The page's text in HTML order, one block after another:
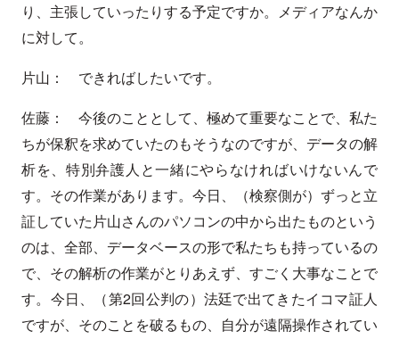
り、主張していったりする予定ですか。メディアなんか
に対して。
片山： できればしたいです。
佐藤： 今後のこととして、極めて重要なことで、私た
ちが保釈を求めていたのもそうなのですが、データの解
析を、特別弁護人と一緒にやらなければいけないんで
す。その作業があります。今日、（検察側が）ずっと立
証していた片山さんのパソコンの中から出たものという
のは、全部、データベースの形で私たちも持っているの
で、その解析の作業がとりあえず、すごく大事なことで
す。今日、（第2回公判の）法廷で出てきたイコマ証人
ですが、そのことを破るもの、自分が遠隔操作されてい